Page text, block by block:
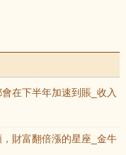
在下半年加速到賬_收入
財富翻倍漲的星座_金牛